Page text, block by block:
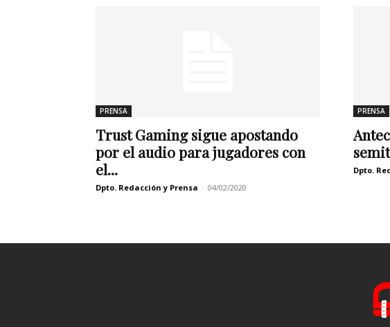
PRENSA
Trust Gaming sigue apostando
por el audio para jugadores con
el...
Dpto. Redacción y Prensa - 04/02/2020
PRENSA
Dpto.